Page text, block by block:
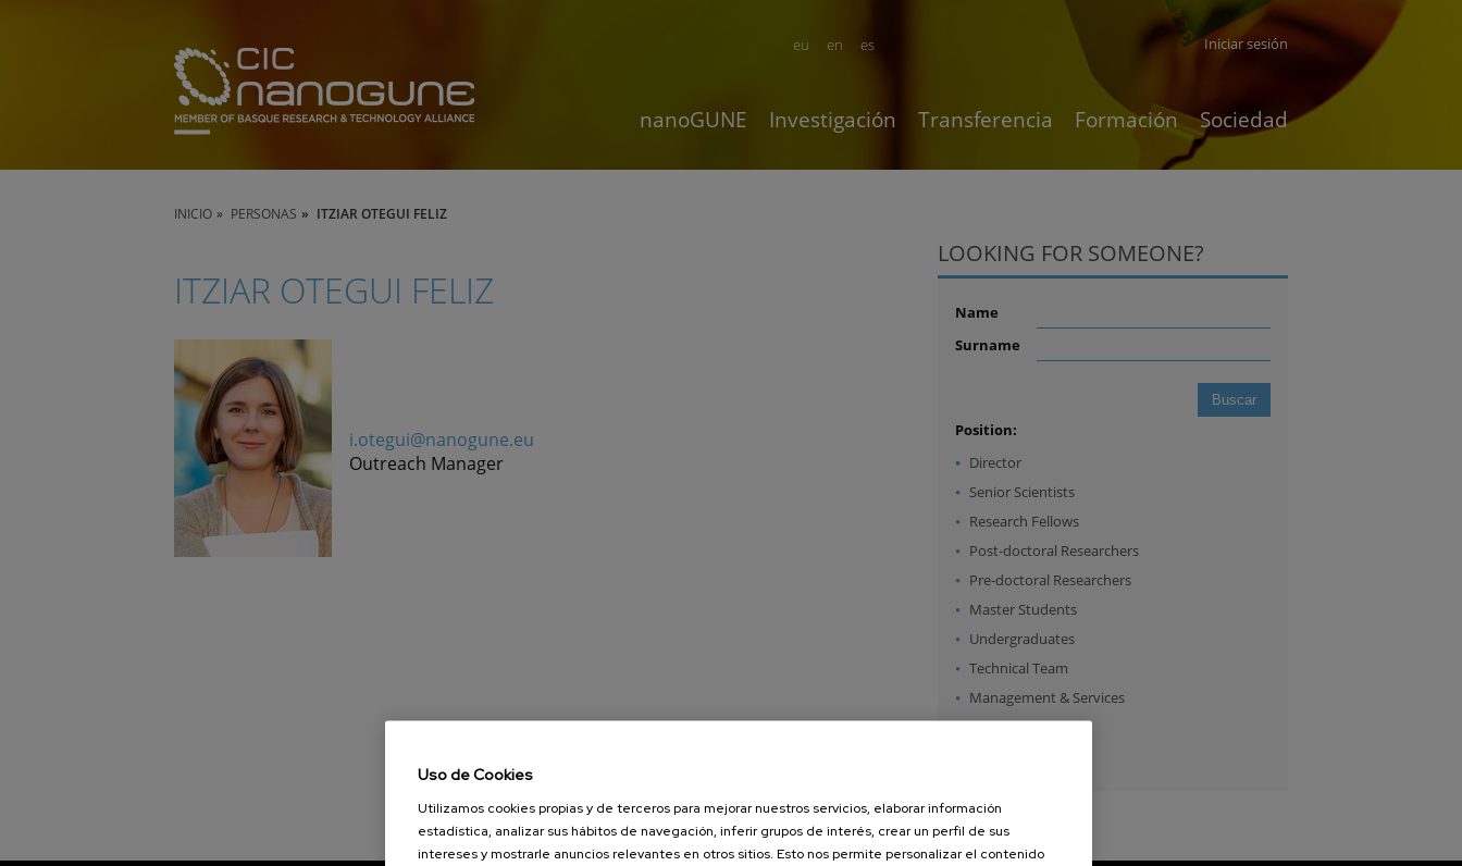
en es
eu Iniciar sesión
nanoGUNE Investigación Transferencia Formación Sociedad
INICIO PERSONAS ITZIAR OTEGUI FELIZ
ITZIAR OTEGUI FELIZ
i.otegui@nanogune.eu
Outreach Manager
LOOKING FOR SOMEONE?
Name
Surname
Position:
Director
Senior Scientists
Research Fellows
Post-doctoral Researchers
Pre-doctoral Researchers
Master Students
Undergraduates
Technical Team
Management & Services
Guest Researchers
Uso de Cookies
Utilizamos cookies propias y de terceros para mejorar nuestros servicios, elaborar información
estadística, analizar sus hábitos de navegación, inferir grupos de interés, crear un perfil de sus
intereses y mostrarle anuncios relevantes en otros sitios. Esto nos permite personalizar el contenido